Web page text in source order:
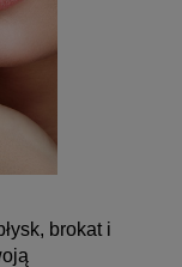
brokat i